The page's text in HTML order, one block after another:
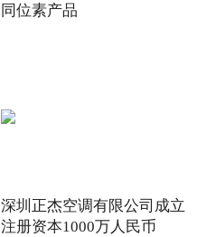
同位素产品
深圳正杰空调有限公司成立
注册资本1000万人民币